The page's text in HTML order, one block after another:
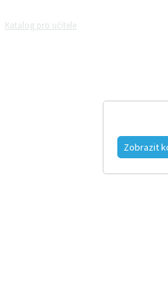
Katalog pro učitele
Zobrazit